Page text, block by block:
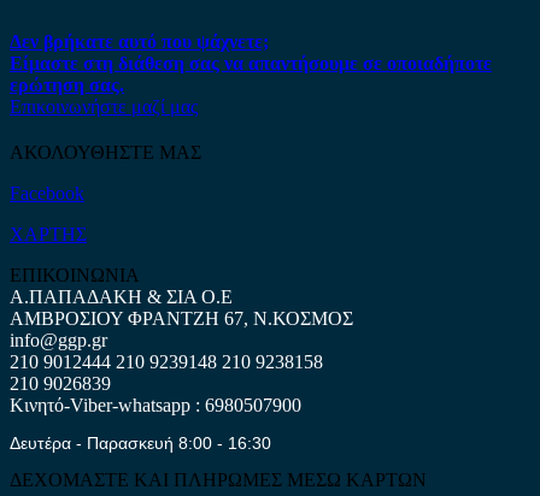
Δεν βρήκατε αυτό που ψάχνετε;
Είμαστε στη διάθεση σας να απαντήσουμε σε οποιαδήποτε
ερώτηση σας.
Επικοινωνήστε μαζί μας
ΑΚΟΛΟΥΘΗΣΤΕ ΜΑΣ
Facebook
ΧΑΡΤΗΣ
ΕΠΙΚΟΙΝΩΝΙΑ
Α.ΠΑΠΑΔΑΚΗ & ΣΙΑ Ο.Ε
ΑΜΒΡΟΣΙΟΥ ΦΡΑΝΤΖΗ 67, Ν.ΚΟΣΜΟΣ
info@ggp.gr
210 9012444 210 9239148 210 9238158
210 9026839
Κινητό-Viber-whatsapp : 6980507900
Δευτέρα - Παρασκευή 8:00 - 16:30
ΔΕΧΟΜΑΣΤΕ ΚΑΙ ΠΛΗΡΩΜΕΣ ΜΕΣΩ ΚΑΡΤΩΝ